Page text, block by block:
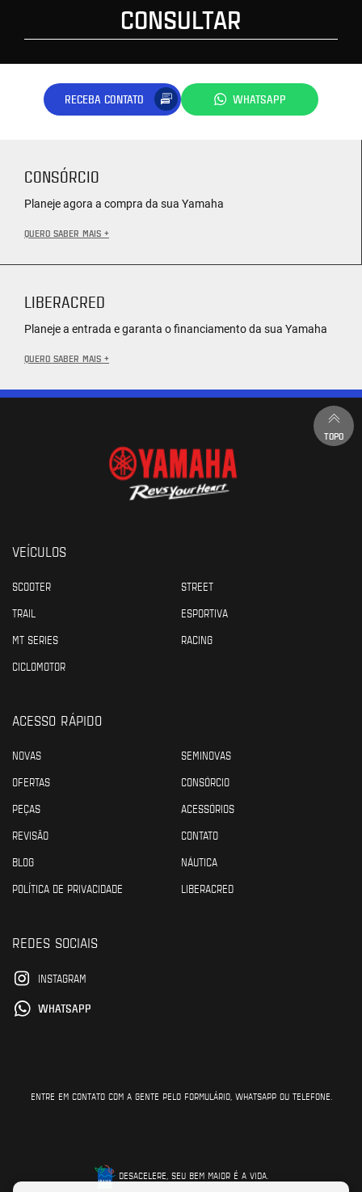
CONSULTAR
RECEBA CONTATO WHATSAPP
CONSÓRCIO
Planeje agora a compra da sua Yamaha
QUERO SABER MAIS +
LIBERACRED
Planeje a entrada e garanta o financiamento da sua Yamaha
QUERO SABER MAIS +
TOPO
VEÍCULOS
SCOOTER
STREET
TRAIL
ESPORTIVA
MT SERIES
RACING
CICLOMOTOR
ACESSO RÁPIDO
NOVAS
SEMINOVAS
OFERTAS
CONSÓRCIO
PEÇAS
ACESSÓRIOS
REVISÃO
CONTATO
BLOG
NÁUTICA
POLÍTICA DE PRIVACIDADE
LIBERACRED
REDES SOCIAIS
INSTAGRAM
WHATSAPP
ENTRE EM CONTATO COM A GENTE PELO FORMULÁRIO, WHATSAPP OU TELEFONE.
DESACELERE, SEU BEM MAIOR É A VIDA.